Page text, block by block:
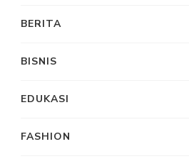
BERITA
BISNIS
EDUKASI
FASHION